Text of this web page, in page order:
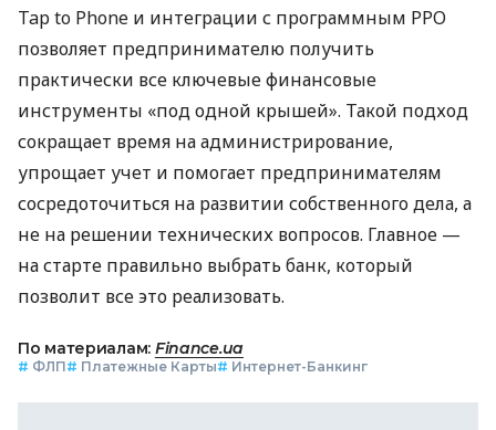
Tap to Phone и интеграции с программным РРО
позволяет предпринимателю получить
практически все ключевые финансовые
инструменты «под одной крышей». Такой подход
сокращает время на администрирование,
упрощает учет и помогает предпринимателям
сосредоточиться на развитии собственного дела, а
не на решении технических вопросов. Главное —
на старте правильно выбрать банк, который
позволит все это реализовать.
По материалам: Finance.ua
# ФЛП# Платежные Карты# Интернет-Банкинг